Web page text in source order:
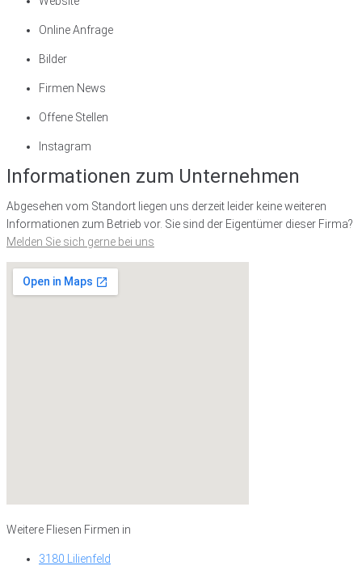
Online Anfrage
Bilder
Firmen News
Offene Stellen
Instagram
Informationen zum Unternehmen
Abgesehen vom Standort liegen uns derzeit leider keine weiteren
Informationen zum Betrieb vor. Sie sind der Eigentümer dieser Firma?
Melden Sie sich gerne bei uns
Weitere Fliesen Firmen in
3180 Lilienfeld